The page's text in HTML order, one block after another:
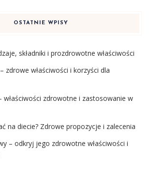
OSTATNIE WPISY
składniki i prozdrowotne właściwości
zdrowe właściwości i korzyści dla
właściwości zdrowotne i zastosowanie w
na diecie? Zdrowe propozycje i zalecenia
– odkryj jego zdrowotne właściwości i